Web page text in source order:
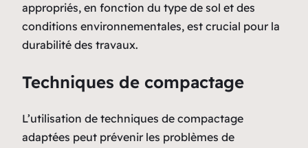
appropriés, en fonction du type de sol et des
conditions environnementales, est crucial pour la
durabilité des travaux.
Techniques de compactage
L’utilisation de techniques de compactage
adaptées peut prévenir les problèmes de